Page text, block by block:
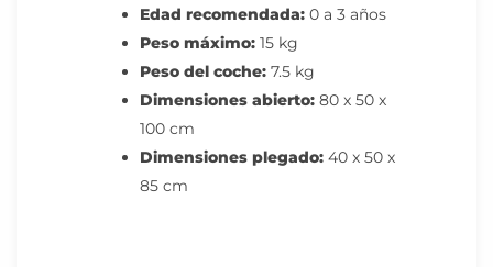
Edad recomendada: 0 a 3 años
Peso máximo: 15 kg
Peso del coche: 7.5 kg
Dimensiones abierto: 80 x 50 x
100 cm
Dimensiones plegado: 40 x 50 x
85 cm